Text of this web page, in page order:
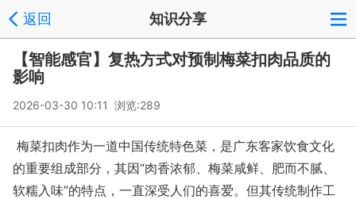
返回 知识分享
【智能感官】复热方式对预制梅菜扣肉品质的
影响
2026-03-30 10:11 浏览:289
梅菜扣肉作为一道中国传统特色菜，是广东客家饮食文化
的重要组成部分，其因“肉香浓郁、梅菜咸鲜、肥而不腻、
软糯入味”的特点，一直深受人们的喜爱。但其传统制作工